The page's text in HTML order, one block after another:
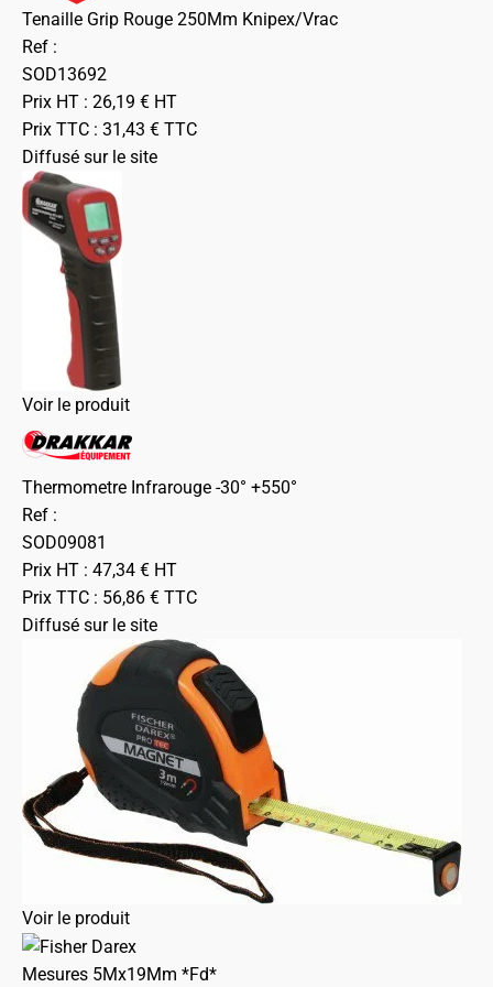
Tenaille Grip Rouge 250Mm Knipex/Vrac
Ref :
SOD13692
Prix HT : 26,19 € HT
Prix TTC : 31,43 € TTC
Diffusé sur le site
Voir le produit
Thermometre Infrarouge -30° +550°
Ref :
SOD09081
Prix HT : 47,34 € HT
Prix TTC : 56,86 € TTC
Diffusé sur le site
Voir le produit
Mesures 5Mx19Mm *Fd*